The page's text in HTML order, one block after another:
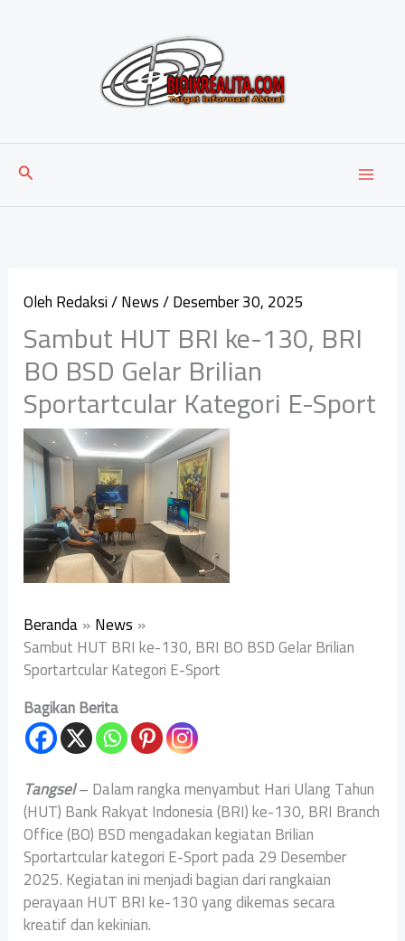
Cari
OlehRedaksi/News/Desember 30, 2025
Sambut HUT BRI ke-130, BRI
BO BSD Gelar Brilian
Sportartcular Kategori E-Sport
Beranda News
Sambut HUT BRI ke-130, BRI BO BSD Gelar Brilian
Sportartcular Kategori E-Sport
Bagikan Berita
Tangsel– Dalam rangka menyambut Hari Ulang Tahun
(HUT) Bank Rakyat Indonesia (BRI) ke-130, BRI Branch
Office (BO) BSD mengadakan kegiatan Brilian
Sportartcular kategori E-Sport pada 29 Desember
2025. Kegiatan ini menjadi bagian dari rangkaian
perayaan HUT BRI ke-130 yang dikemas secara
kreatif dan kekinian.